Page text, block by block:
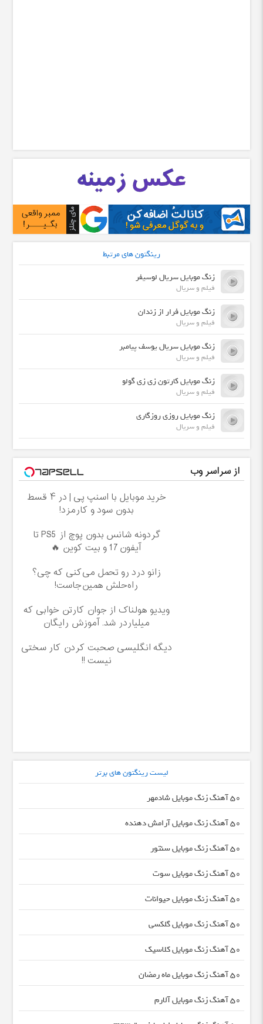
رینگتون های مرتبط
زنگ موبایل سریال لوسیفر
فیلم و سریال
زنگ موبایل فرار از زندان
فیلم و سریال
زنگ موبایل سریال یوسف پیامبر
فیلم و سریال
زنگ موبایل کارتون زی زی گولو
فیلم و سریال
زنگ موبایل روزی روزگاری
فیلم و سریال
از سراسر وب
خرید موبایل با اسنپ پی | در ۴ قسط
بدون سود و کارمزد!
گردونه شانس بدون پوچ از PS5 تا
آیفون17 و بیت کوین 🔥
زانو درد رو تحمل می‌کنی که چی؟
راه‌حلش همین‌جاست!
ویدیو هولناک از جوان کارتن خوابی که
میلیاردر شد. آموزش رایگان
دیگه انگلیسی صحبت کردن کار سختی
نیست !!
لیست رینگتون های برتر
50 آهنگ زنگ موبایل شادمهر
50 آهنگ زنگ موبایل آرامش دهنده
50 آهنگ زنگ موبایل سنتور
50 آهنگ زنگ موبایل سوت
50 آهنگ زنگ موبایل حیوانات
50 آهنگ زنگ موبایل گلکسی
50 آهنگ زنگ موبایل کلاسیک
50 آهنگ زنگ موبایل ماه رمضان
50 آهنگ زنگ موبایل آلارم